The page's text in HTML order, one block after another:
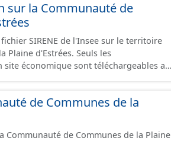
sur la Communauté de
SIRENE de l'Insee sur le territoire
d'Estrées. Seuls les
économique sont téléchargeables au
Il est filtré au-delà des prescriptions
de Communes de la
Communauté de Communes de la Plaine